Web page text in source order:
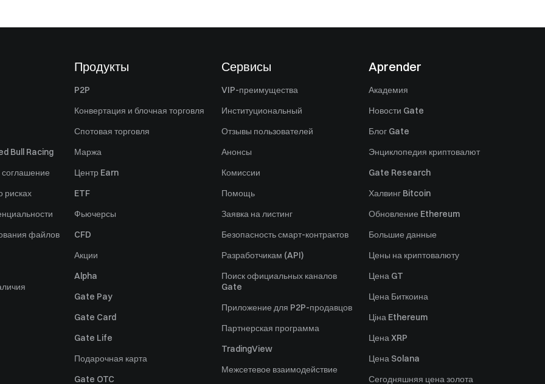
Bull Racing
соглашение
рисках
файлов
Продукты
P2P
Конвертация и блочная торговля
Спотовая торговля
Маржа
Центр Earn
ETF
Фьючерсы
CFD
Акции
Alpha
Gate Pay
Gate Card
Gate Life
Подарочная карта
Gate OTC
Сервисы
VIP-преимущества
Институциональный
Отзывы пользователей
Анонсы
Комиссии
Помощь
Заявка на листинг
Безопасность смарт-контрактов
Разработчикам (API)
Поиск официальных каналов
Gate
Приложение для P2P-продавцов
Партнерская программа
TradingView
Межсетевое взаимодействие
Aprender
Академия
Новости Gate
Блог Gate
Энциклопедия криптовалют
Gate Research
Халвинг Bitcoin
Обновление Ethereum
Большие данные
Цены на криптовалюту
Цена GT
Цена Биткоина
Ціна Ethereum
Цена XRP
Цена Solana
Сегодняшняя цена золота